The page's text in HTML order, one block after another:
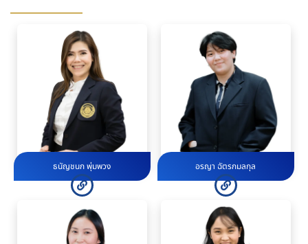
ธนัญชนก พุ่มพวง อรญา ฉัตรกมลกุล